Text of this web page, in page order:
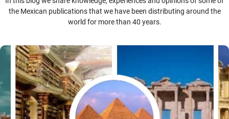
the Mexican publications that we have been distributing around the
world for more than 40 years.